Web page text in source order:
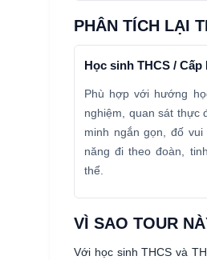
PHÂN TÍCH LẠI
Học sinh THCS / Cấp
Phù hợp với hướng
nghiệm, quan sát thực
minh ngắn gọn, đố
năng đi theo đoàn,
thể.
VÌ SAO TOUR
Với học sinh THCS và